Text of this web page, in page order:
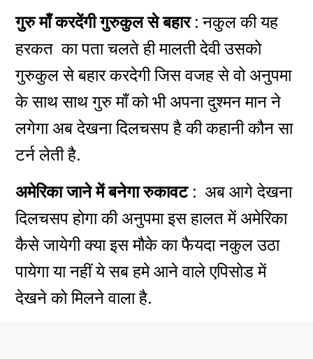
गुरु माँ करदेंगी गुरुकुल से बहार :नकुल की यह
हरकत का पता चलते ही मालती देवी उसको
गुरुकुल से बहार करदेगी जिस वजह से वो अनुपमा
के साथ साथ गुरु माँ को भी अपना दुश्मन मान ने
लगेगा अब देखना दिलचसप है की कहानी कौन सा
टर्न लेती है.
अमेरिकाजाने में बनेगा रुकावट : अब आगे देखना
दिलचसप होगा की अनुपमा इस हालत में अमेरिका
कैसे जायेगी क्या इस मौके का फैयदा नकुल उठा
पायेगा या नहीं ये सब हमे आने वाले एपिसोड में
देखने को मिलने वाला है.